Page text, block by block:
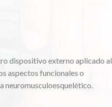
dispositivo externo aplicado al
aspectos funcionales o
neuromusculoesquelético.